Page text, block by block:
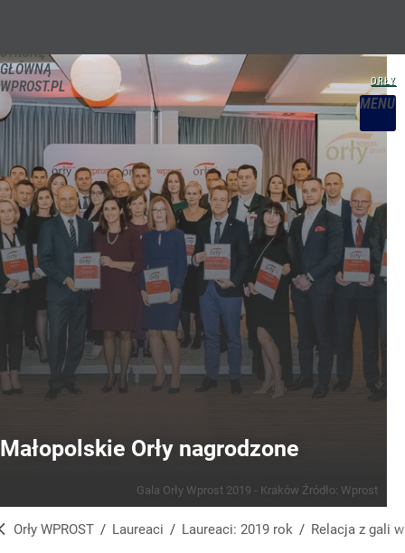
STRONĘ
GŁÓWNĄ
WPROST.PL
MENU
Małopolskie Orły nagrodzone
Gala Orły Wprost 2019 - Kraków Źródło: Wprost
Orły WPROST / Laureaci / Laureaci: 2019 rok / Relacja z gali